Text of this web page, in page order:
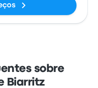
sobre
Biarritz